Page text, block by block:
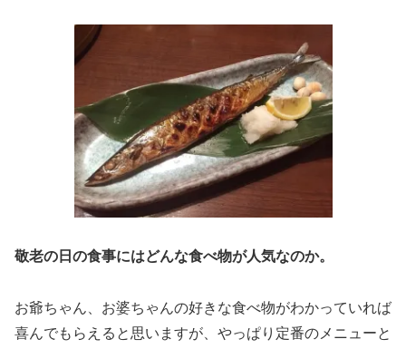
敬老の日の食事にはどんな食べ物が人気なのか。
お爺ちゃん、お婆ちゃんの好きな食べ物がわかっていれば
喜んでもらえると思いますが、やっぱり定番のメニューと